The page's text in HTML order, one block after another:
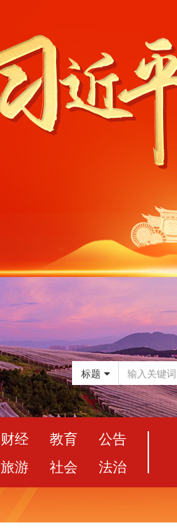
标题
财经 教育
公告
旅游
社会 法治